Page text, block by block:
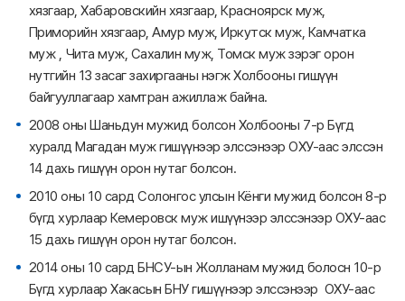
хязгаар, Хабаровскийн хязгаар, Красноярск муж,
Приморийн хязгаар, Амур муж, Иркутск муж, Камчатка
муж , Чита муж, Сахалин муж, Томск муж зэрэг орон
нутгийн 13 засаг захиргааны нэгж Холбооны гишүүн
байгууллагаар хамтран ажиллаж байна.
2008 оны Шаньдун мужид болсон Холбооны 7-р Бүгд
хуралд Магадан муж гишүүнээр элссэнээр ОХУ-аас элссэн
14 дахь гишүүн орон нутаг болсон.
2010 оны 10 сард Солонгос улсын Кёнги мужид болсон 8-р
бүгд хурлаар Кемеровск муж ишүүнээр элссэнээр ОХУ-аас
15 дахь гишүүн орон нутаг болсон.
2014 оны 10 сард БНСУ-ын Жолланам мужид болосн 10-р
Бүгд хурлаар Хакасын БНУ гишүүнээр элссэнээр ОХУ-аас